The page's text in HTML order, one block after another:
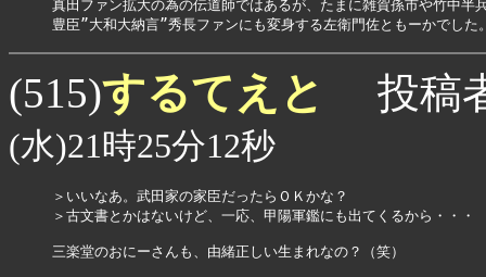
真田ファン拡大の為の伝道師ではあるが、たまに雑賀孫市や竹中半
豊臣”大和大納言”秀長ファンにも変身する左衛門佐ともーかでした
(515)するてえと 投稿
(水)21時25分12秒
＞いいなあ。武田家の家臣だったらＯＫかな？
＞古文書とかはないけど、一応、甲陽軍鑑にも出てくるから・・・
三楽堂のおにーさんも、由緒正しい生まれなの？（笑）